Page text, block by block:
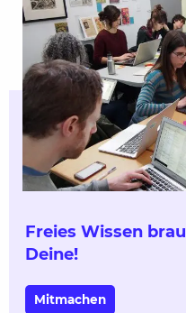
Freies Wissen
Deine!
Mitmachen